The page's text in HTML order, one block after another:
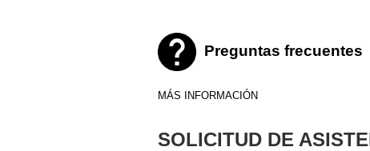
Preguntas frecuentes
MÁS INFORMACIÓN
SOLICITUD DE